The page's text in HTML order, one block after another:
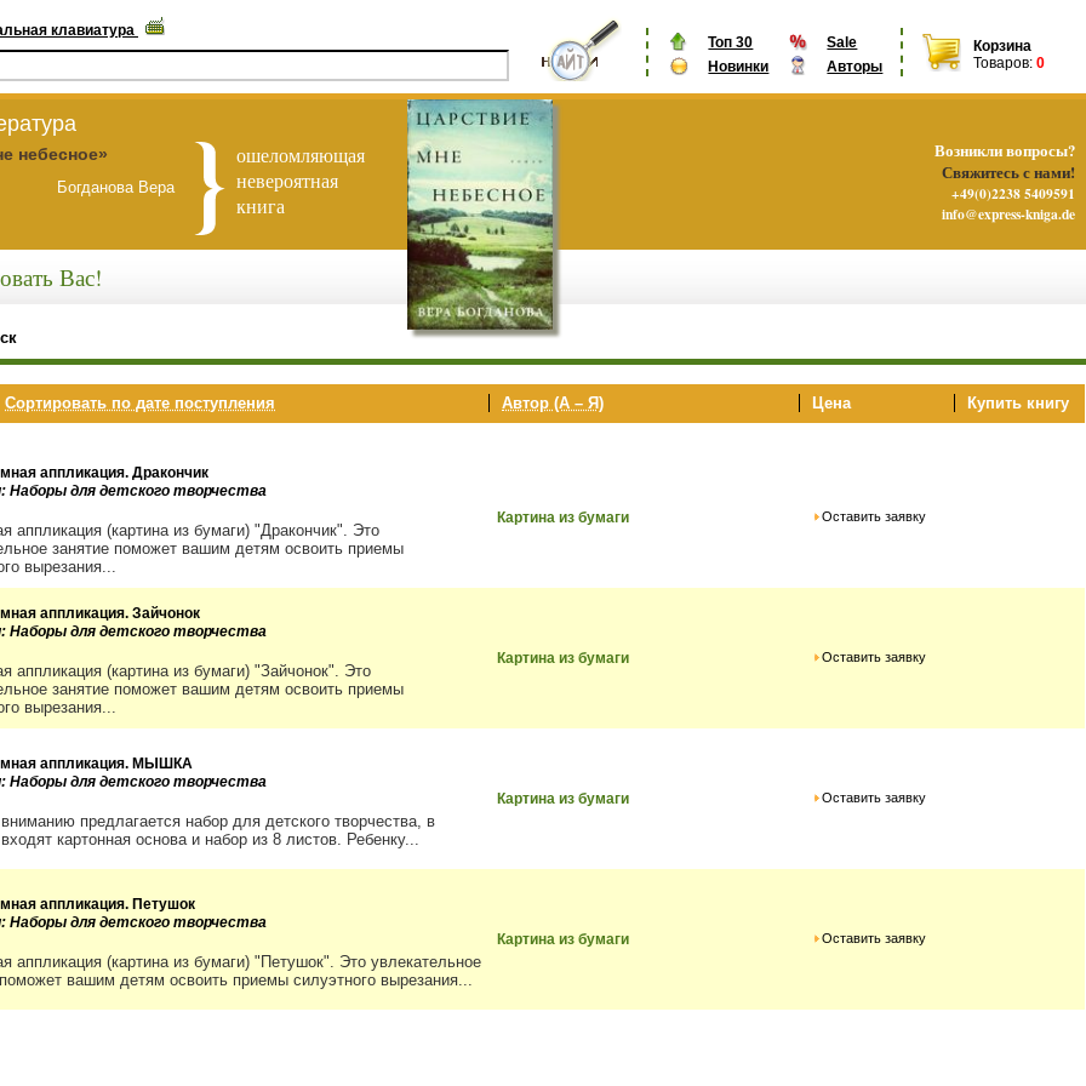
Топ 30
Sale
Новинки
Авторы
Корзина
Товаров: 0
клавиатура
небесное»
Богданова Вера
ошеломляющая
невероятная
книга
Вас!
Сортировать по дате поступления Автор (А – Я) Цена Купить книгу
аппликация. Дракончик
Наборы для детского творчества
аппликация (картина из бумаги) "Дракончик". Это
занятие поможет вашим детям освоить приемы
вырезания...
Картина из бумаги Оставить заявку
аппликация. Зайчонок
Наборы для детского творчества
аппликация (картина из бумаги) "Зайчонок". Это
занятие поможет вашим детям освоить приемы
вырезания...
Картина из бумаги Оставить заявку
аппликация. МЫШКА
Наборы для детского творчества
предлагается набор для детского творчества, в
картонная основа и набор из 8 листов. Ребенку...
Картина из бумаги Оставить заявку
аппликация. Петушок
Наборы для детского творчества
аппликация (картина из бумаги) "Петушок". Это увлекательное
вашим детям освоить приемы силуэтного вырезания...
Картина из бумаги Оставить заявку
Возникли вопросы?
Свяжитесь с нами!
+49(0)2238 5409591
info@express-kniga.de